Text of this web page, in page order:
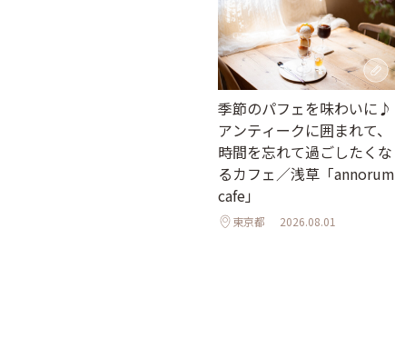
季節のパフェを味わいに♪
アンティークに囲まれて、
時間を忘れて過ごしたくな
るカフェ／浅草「annorum
cafe」
東京都 2026.08.01